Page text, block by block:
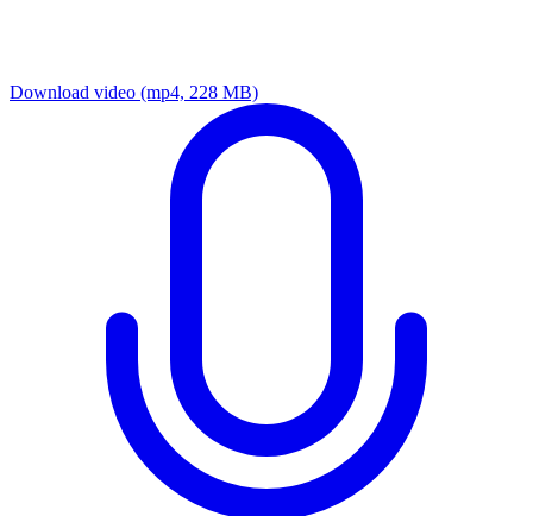
Download video (mp4, 228 MB)